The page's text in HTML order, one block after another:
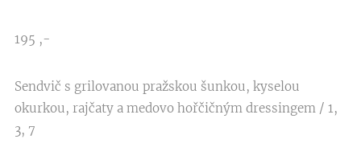
195 ,-
Sendvič s grilovanou pražskou šunkou, kyselou
okurkou, rajčaty a medovo hořčičným dressingem / 1,
3, 7